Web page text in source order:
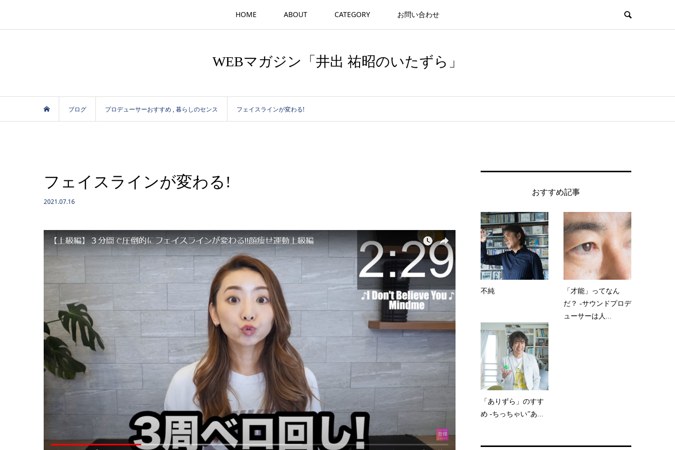
HOME ABOUT CATEGORY お問い合わせ
WEBマガジン「井出 祐昭のいたずら」
ブログ プロデューサーおすすめ ,暮らしのセンス フェイスラインが変わる!
フェイスラインが変わる!
2021.07.16
おすすめ記事
不純
「才能」ってなん
だ？ -サウンドプロデ
ューサーは人...
「ありずら」のすす
め -ちっちゃい”あ...